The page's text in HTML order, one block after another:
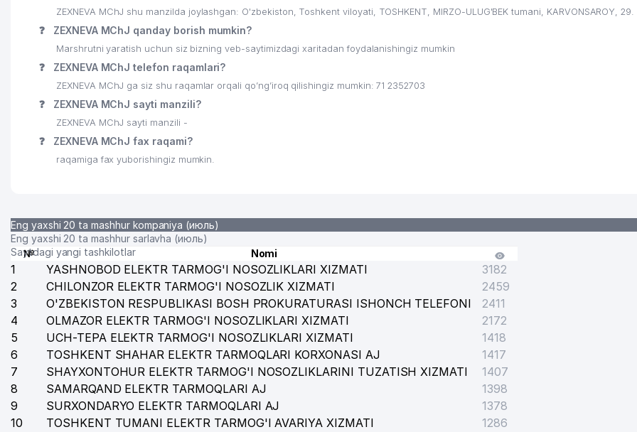
ZEXNEVA MChJ shu manzilda joylashgan: O'zbekiston, Toshkent viloyati, TOSHKENT, MIRZO-ULUG'BEK tumani, KARVONSAROY, 29.
❓ ZEXNEVA MChJ qanday borish mumkin?
Marshrutni yaratish uchun siz bizning veb-saytimizdagi xaritadan foydalanishingiz mumkin
❓ ZEXNEVA MChJ telefon raqamlari?
ZEXNEVA MChJ ga siz shu raqamlar orqali qo’ng’iroq qilishingiz mumkin: 71 2352703
❓ ZEXNEVA MChJ sayti manzili?
ZEXNEVA MChJ sayti manzili -
❓ ZEXNEVA MChJ fax raqami?
raqamiga fax yuborishingiz mumkin.
Eng yaxshi 20 ta mashhur kompaniya (июль)
Eng yaxshi 20 ta mashhur sarlavha (июль)
Saytdagi yangi tashkilotlar
№ Nomi
1 YASHNOBOD ELEKTR TARMOG'I NOSOZLIKLARI XIZMATI
3182
2
CHILONZOR ELEKTR TARMOG'I NOSOZLIK XIZMATI
2459
3
O'ZBEKISTON RESPUBLIKASI BOSH PROKURATURASI ISHONCH TELEFONI
2411
4
OLMAZOR ELEKTR TARMOG'I NOSOZLIKLARI XIZMATI
2172
5
UCH-TEPA ELEKTR TARMOG'I NOSOZLIKLARI XIZMATI
1418
6
TOSHKENT SHAHAR ELEKTR TARMOQLARI KORXONASI AJ
1417
7
SHAYXONTOHUR ELEKTR TARMOG'I NOSOZLIKLARINI TUZATISH XIZMATI
1407
8
SAMARQAND ELEKTR TARMOQLARI AJ
1398
9
SURXONDARYO ELEKTR TARMOQLARI AJ
1378
10
TOSHKENT TUMANI ELEKTR TARMOG'I AVARIYA XIZMATI
1286